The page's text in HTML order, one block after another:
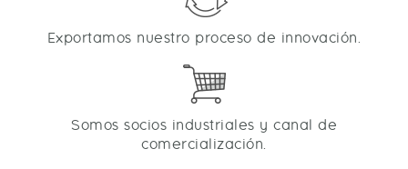
Exportamos nuestro proceso de innovación.
Somos socios industriales y canal de
comercialización.